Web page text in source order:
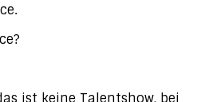
ist keine Talentshow, bei